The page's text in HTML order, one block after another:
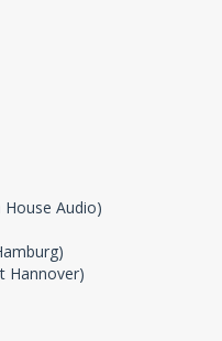
Audio)
Hannover)